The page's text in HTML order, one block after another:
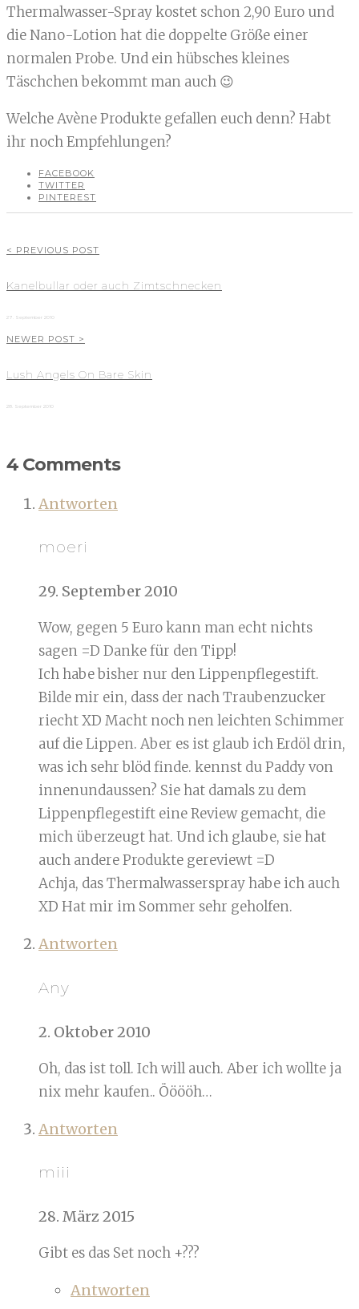
Thermalwasser-Spray kostet schon 2,90 Euro und
die Nano-Lotion hat die doppelte Größe einer
normalen Probe. Und ein hübsches kleines
Täschchen bekommt man auch 😉
Welche Avène Produkte gefallen euch denn? Habt
ihr noch Empfehlungen?
FACEBOOK
TWITTER
PINTEREST
< PREVIOUS POST
Kanelbullar oder auch Zimtschnecken
27. September 2010
NEWER POST >
Lush Angels On Bare Skin
28. September 2010
4 Comments
Antworten
moeri
29. September 2010
Wow, gegen 5 Euro kann man echt nichts
sagen =D Danke für den Tipp!
Ich habe bisher nur den Lippenpflegestift.
Bilde mir ein, dass der nach Traubenzucker
riecht XD Macht noch nen leichten Schimmer
auf die Lippen. Aber es ist glaub ich Erdöl drin,
was ich sehr blöd finde. kennst du Paddy von
innenundaussen? Sie hat damals zu dem
Lippenpflegestift eine Review gemacht, die
mich überzeugt hat. Und ich glaube, sie hat
auch andere Produkte gereviewt =D
Achja, das Thermalwasserspray habe ich auch
XD Hat mir im Sommer sehr geholfen.
Antworten
Any
2. Oktober 2010
Oh, das ist toll. Ich will auch. Aber ich wollte ja
nix mehr kaufen.. Ööööh…
Antworten
miii
28. März 2015
Gibt es das Set noch +???
Antworten